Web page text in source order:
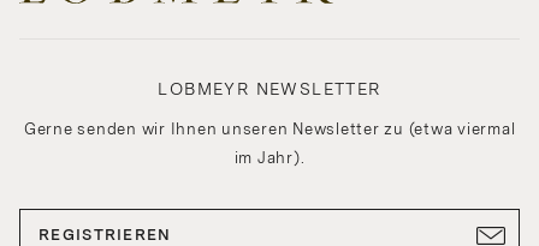
LOBMEYR NEWSLETTER
Gerne senden wir Ihnen unseren Newsletter zu (etwa viermal
im Jahr).
REGISTRIEREN